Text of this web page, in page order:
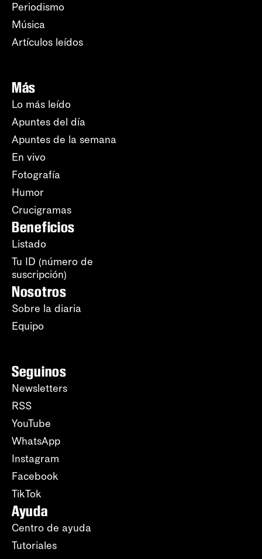
Periodismo
Música
Artículos leídos
Más
Lo más leído
Apuntes del día
Apuntes de la semana
En vivo
Fotografía
Humor
Crucigramas
Beneficios
Listado
Tu ID (número de
suscripción)
Nosotros
Sobre la diaria
Equipo
Seguinos
Newsletters
RSS
YouTube
WhatsApp
Instagram
Facebook
TikTok
Ayuda
Centro de ayuda
Tutoriales